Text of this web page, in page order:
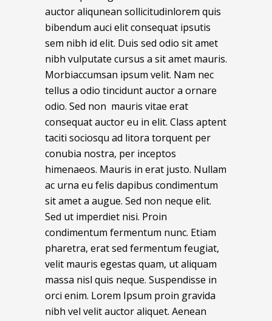
auctor aliqunean sollicitudinlorem quis
bibendum auci elit consequat ipsutis
sem nibh id elit. Duis sed odio sit amet
nibh vulputate cursus a sit amet mauris.
Morbiaccumsan ipsum velit. Nam nec
tellus a odio tincidunt auctor a ornare
odio. Sed non mauris vitae erat
consequat auctor eu in elit. Class aptent
taciti sociosqu ad litora torquent per
conubia nostra, per inceptos
himenaeos. Mauris in erat justo. Nullam
ac urna eu felis dapibus condimentum
sit amet a augue. Sed non neque elit.
Sed ut imperdiet nisi. Proin
condimentum fermentum nunc. Etiam
pharetra, erat sed fermentum feugiat,
velit mauris egestas quam, ut aliquam
massa nisl quis neque. Suspendisse in
orci enim. Lorem Ipsum proin gravida
nibh vel velit auctor aliquet. Aenean